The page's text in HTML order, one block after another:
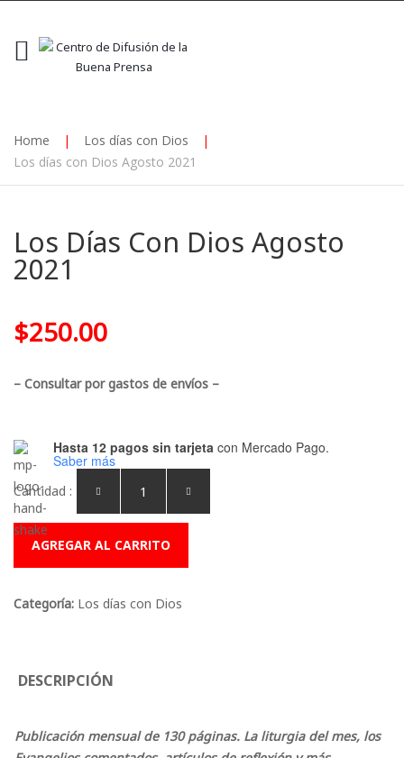
Home | Los días con Dios
|
Los días con Dios Agosto 2021
Los Días Con Dios Agosto
2021
$250.00
– Consultar por gastos de envíos –
Hasta 12 pagos sin tarjeta con Mercado Pago.
Saber más
Cantidad :
AGREGAR AL CARRITO
Categoría: Los días con Dios
DESCRIPCIÓN
Publicación mensual de 130 páginas. La liturgia del mes, los